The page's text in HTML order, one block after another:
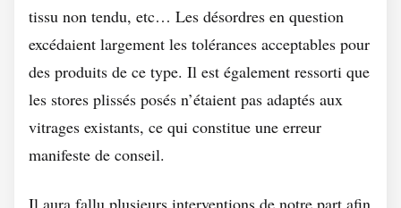
tissu non tendu, etc… Les désordres en question
excédaient largement les tolérances acceptables pour
des produits de ce type. Il est également ressorti que
les stores plissés posés n’étaient pas adaptés aux
vitrages existants, ce qui constitue une erreur
manifeste de conseil.
Il aura fallu plusieurs interventions de notre part afin